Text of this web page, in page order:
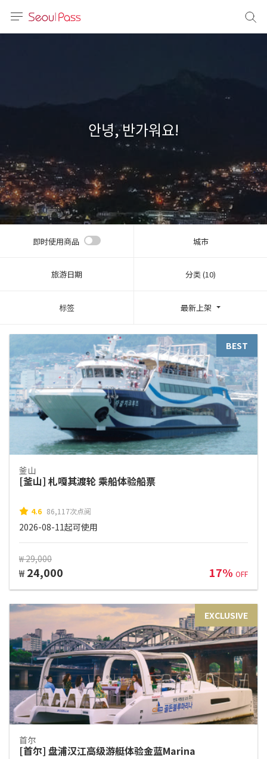
文 (台灣)
안녕, 반가워요!
即时使用商品 城市
旅游日期 分类 (10)
标签 最新上架
BEST
釜山
[釜山] 札嘎其渡轮 乘船体验船票
4.6 86,117次点阅
2026-08-11起可使用
₩ 29,000
₩ 24,000 17% OFF
EXCLUSIVE
首尔
[首尔] 盘浦汉江高级游艇体验金蓝Marina